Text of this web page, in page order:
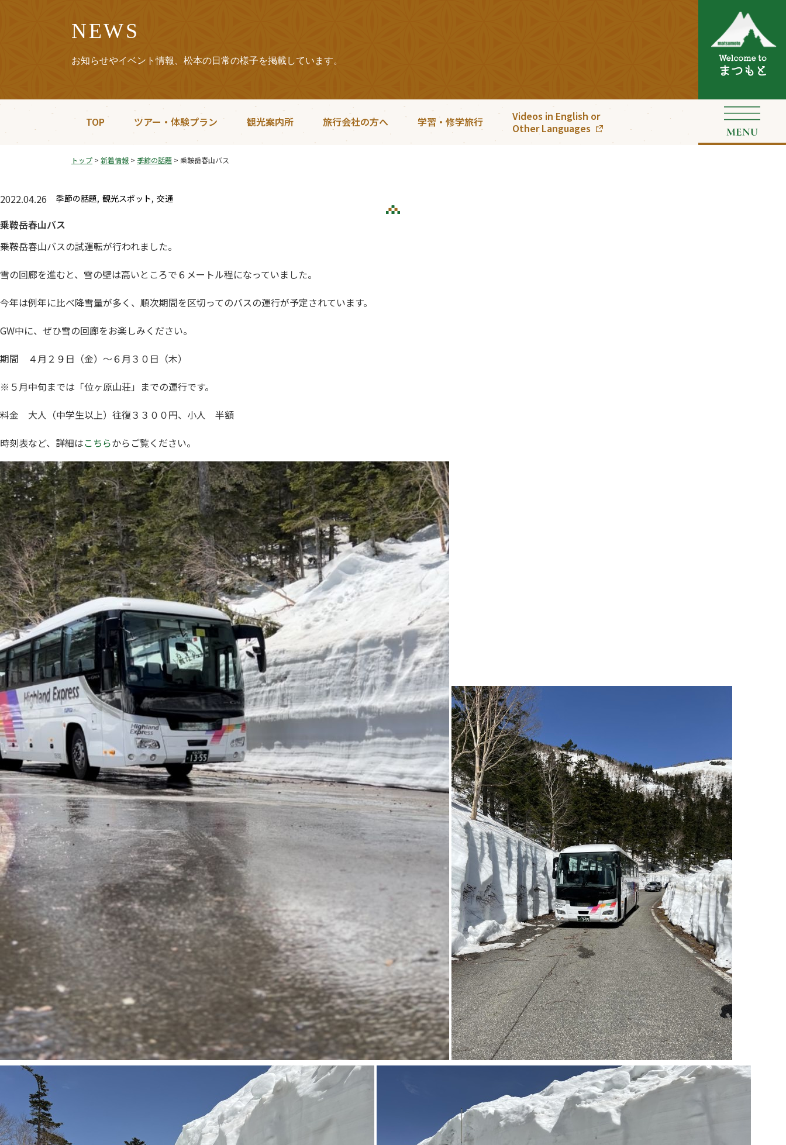
NEWS
お知らせやイベント情報、松本の日常の様子を掲載しています。
TOP ツアー・体験プラン 観光案内所 旅行会社の方へ 学習・修学旅行
Videos in English or
Other Languages
トップ > 新着情報 > 季節の話題 > 乗鞍岳春山バス
2022.04.26 季節の話題 観光スポット 交通
乗鞍岳春山バス
乗鞍岳春山バスの試運転が行われました。
雪の回廊を進むと、雪の壁は高いところで６メートル程になっていました。
今年は例年に比べ降雪量が多く、順次期間を区切ってのバスの運行が予定されています。
GW中に、ぜひ雪の回廊をお楽しみください。
期間 ４月２９日（金）〜６月３０日（木）
※５月中旬までは「位ヶ原山荘」までの運行です。
料金 大人（中学生以上）往復３３００円、小人 半額
時刻表など、詳細はこちらからご覧ください。